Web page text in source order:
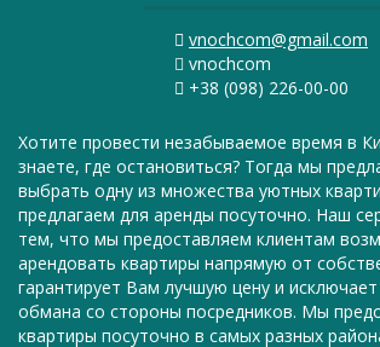
vnochcom@gmail.com
vnochcom
+38 (098) 226-00-00
Хотите провести незабываемое время в
знаете, где остановиться? Тогда мы
выбрать одну из множества уютных
предлагаем для аренды посуточно. Наш
тем, что мы предоставляем клиентам
арендовать квартиры напрямую от
гарантирует Вам лучшую цену и
обмана со стороны посредников. Мы
квартиры посуточно в самых разных